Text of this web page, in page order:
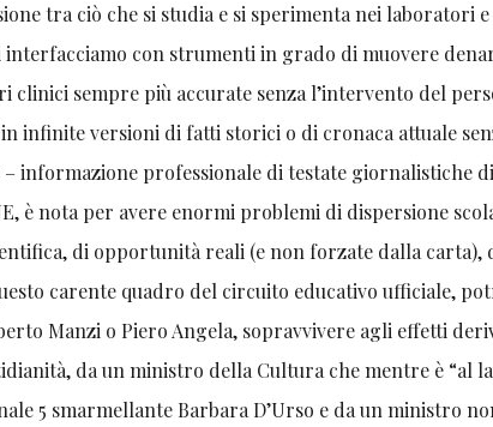
tra ciò che si studia e si sperimenta nei laboratori
con strumenti in grado di muovere
clinici sempre più accurate senza l’intervento del
in infinite versioni di fatti storici o di cronaca attuale
informazione professionale di testate giornalistiche
è nota per avere enormi problemi di dispersione
di opportunità reali (e non forzate dalla carta),
carente quadro del circuito educativo ufficiale,
Manzi o Piero Angela, sopravvivere agli effetti
da un ministro della Cultura che mentre è “al
5 smarmellante Barbara D’Urso e da un ministro